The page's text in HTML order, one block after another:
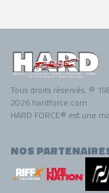
Tous droits réservés. ©
2026 hardforce.com
HARD FORCE® est une
NOS